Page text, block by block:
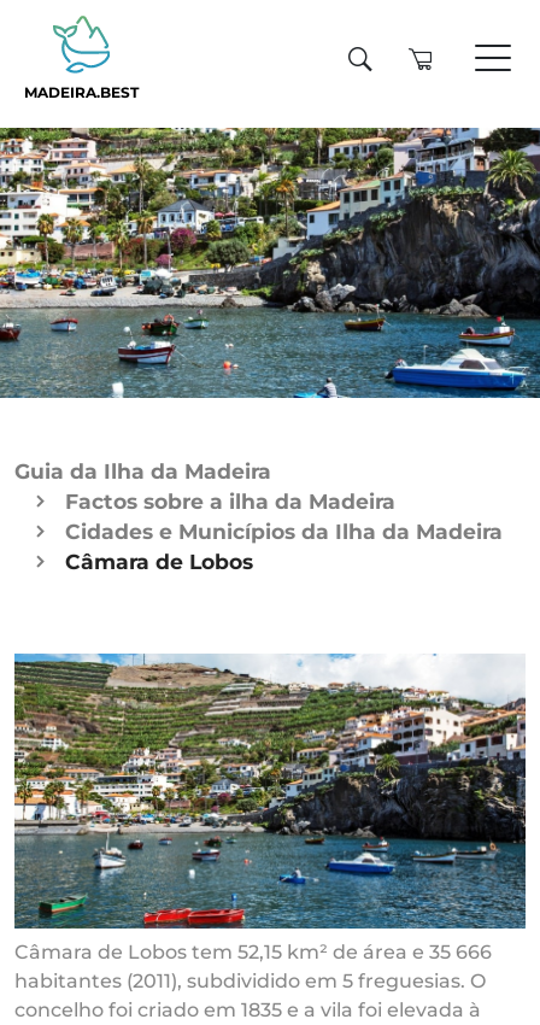
MADEIRA.BEST
Guia da Ilha da Madeira
Factos sobre a ilha da Madeira
Cidades e Municípios da Ilha da Madeira
Câmara de Lobos
Câmara de Lobos tem 52,15 km² de área e 35 666
habitantes (2011), subdividido em 5 freguesias. O
concelho foi criado em 1835 e a vila foi elevada à